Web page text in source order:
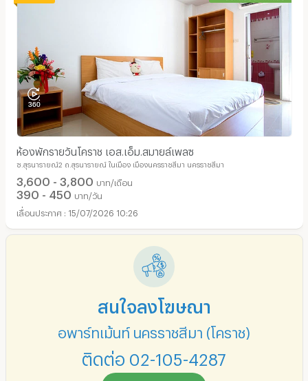
ห้องพักรายวันโคราช เอส.เอ็ม.สมายล์เพลซ
ซ.สุรนารายณ์2 ถ.สุรนารายณ์ ในเมือง เมืองนครราชสีมา นครราชสีมา
3,600 - 3,800 บาท/เดือน
390 - 450 บาท/วัน
15/07/2026 10:26
สนใจลงโฆษณา
อพาร์ทเม้นท์ นครราชสีมา (โคราช)
ติดต่อ 02-105-4287